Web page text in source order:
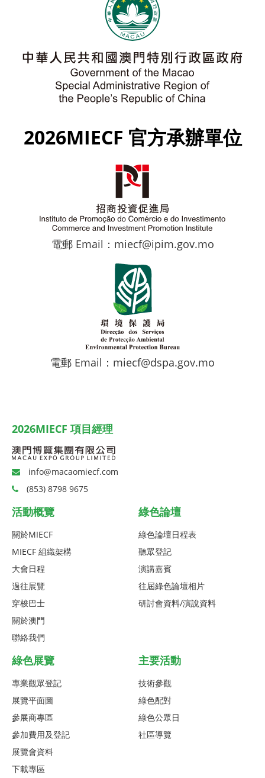
2026MIECF 官方承辦單位
電郵 Email：miecf@ipim.gov.mo
電郵 Email：miecf@dspa.gov.mo
2026MIECF 項目經理
info@macaomiecf.com
(853) 8798 9675
活動概覽
關於MIECF
MIECF 組織架構
大會日程
過往展覽
穿梭巴士
關於澳門
聯絡我們
綠色論壇
綠色論壇日程表
聽眾登記
演講嘉賓
往屆綠色論壇相片
研討會資料/演說資料
綠色展覽
專業觀眾登記
展覽平面圖
參展商專區
參加費用及登記
展覽會資料
下載專區
主要活動
技術參觀
綠色配對
綠色公眾日
社區導覽